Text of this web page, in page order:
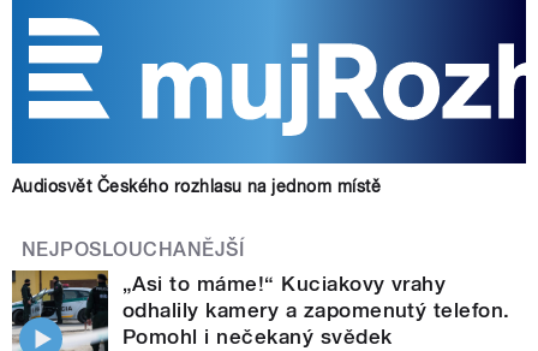
Audiosvět Českého rozhlasu na jednom místě
NEJPOSLOUCHANĚJŠÍ
„Asi to máme!“ Kuciakovy vrahy
odhalily kamery a zapomenutý telefon.
Pomohl i nečekaný svědek